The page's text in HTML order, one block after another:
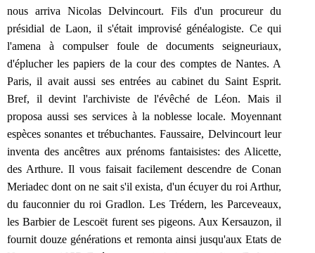
nous arriva Nicolas Delvincourt. Fils d'un procureur du
présidial de Laon, il s'était improvisé généalogiste. Ce qui
l'amena à compulser foule de documents seigneuriaux,
d'éplucher les papiers de la cour des comptes de Nantes. A
Paris, il avait aussi ses entrées au cabinet du Saint Esprit.
Bref, il devint l'archiviste de l'évêché de Léon. Mais il
proposa aussi ses services à la noblesse locale. Moyennant
espèces sonantes et trébuchantes. Faussaire, Delvincourt leur
inventa des ancêtres aux prénoms fantaisistes: des Alicette,
des Arthure. Il vous faisait facilement descendre de Conan
Meriadec dont on ne sait s'il exista, d'un écuyer du roi Arthur,
du fauconnier du roi Gradlon. Les Trédern, les Parceveaux,
les Barbier de Lescoët furent ses pigeons. Aux Kersauzon, il
fournit douze générations et remonta ainsi jusqu'aux Etats de